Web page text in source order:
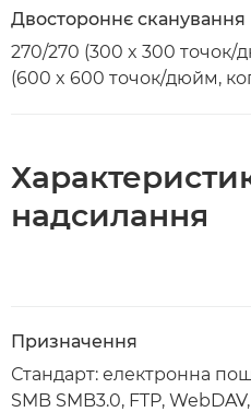
Двостороннє сканування
270/270 (300 x 300 точок/
(600 x 600 точок/дюйм,
надсилання
Призначення
Стандарт: електронна
SMB SMB3.0, FTP,